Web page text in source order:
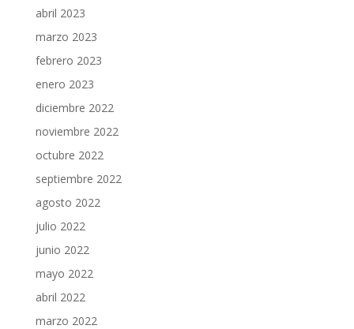
abril 2023
marzo 2023
febrero 2023
enero 2023
diciembre 2022
noviembre 2022
octubre 2022
septiembre 2022
agosto 2022
julio 2022
junio 2022
mayo 2022
abril 2022
marzo 2022